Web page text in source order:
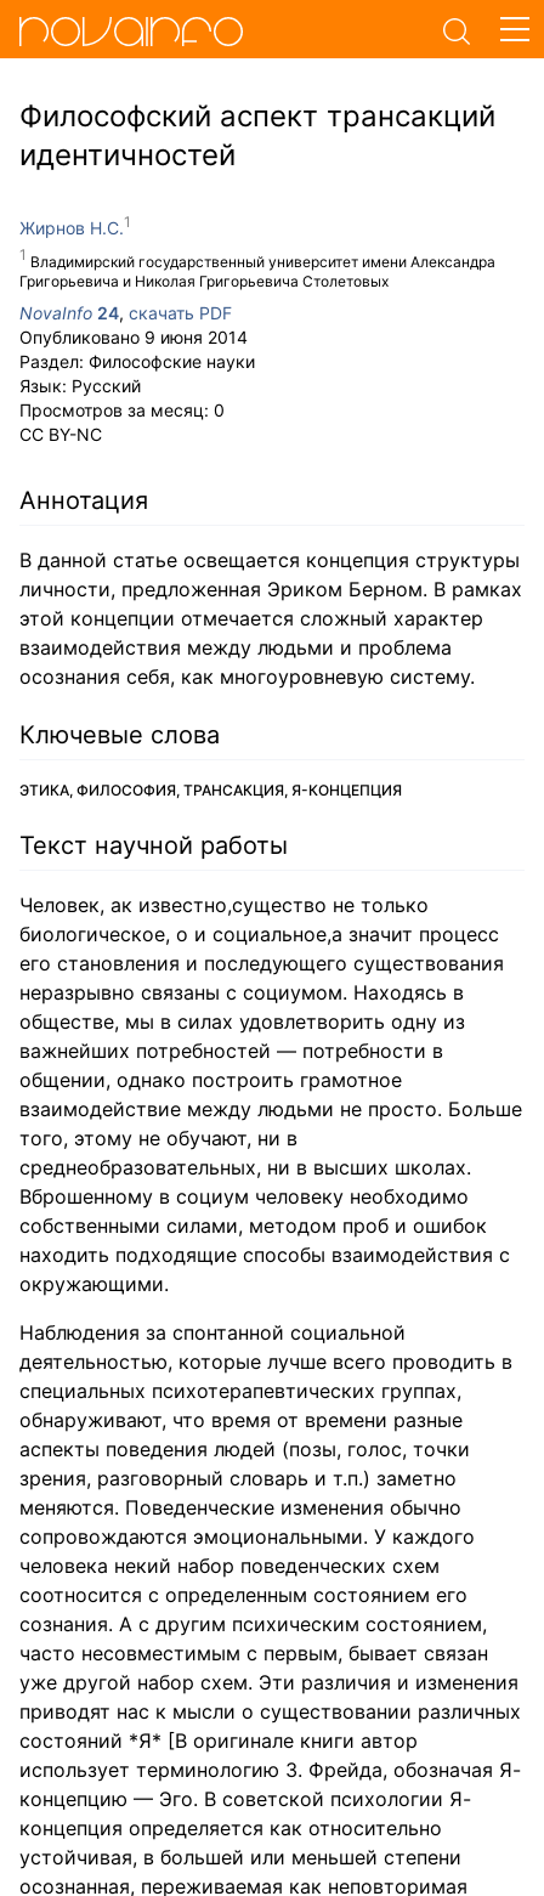
Философский аспект трансакций
идентичностей
Жирнов Н.С.
Владимирский государственный университет имени Александра
Григорьевича и Николая Григорьевича Столетовых
NovaInfo 24, скачать PDF
Опубликовано 9 июня 2014
Раздел: Философские науки
Язык: Русский
Просмотров за месяц: 0
CC BY-NC
Аннотация
В данной статье освещается концепция структуры
личности, предложенная Эриком Берном. В рамках
этой концепции отмечается сложный характер
взаимодействия между людьми и проблема
осознания себя, как многоуровневую систему.
Ключевые слова
ЭТИКА, ФИЛОСОФИЯ, ТРАНСАКЦИЯ, Я-КОНЦЕПЦИЯ
Текст научной работы
Человек, ак известно,существо не только
биологическое, о и социальное,а значит процесс
его становления и последующего существования
неразрывно связаны с социумом. Находясь в
обществе, мы в силах удовлетворить одну из
важнейших потребностей — потребности в
общении, однако построить грамотное
взаимодействие между людьми не просто. Больше
того, этому не обучают, ни в
среднеобразовательных, ни в высших школах.
Вброшенному в социум человеку необходимо
собственными силами, методом проб и ошибок
находить подходящие способы взаимодействия с
окружающими.
Наблюдения за спонтанной социальной
деятельностью, которые лучше всего проводить в
специальных психотерапевтических группах,
обнаруживают, что время от времени разные
аспекты поведения людей (позы, голос, точки
зрения, разговорный словарь и т.п.) заметно
меняются. Поведенческие изменения обычно
сопровождаются эмоциональными. У каждого
человека некий набор поведенческих схем
соотносится с определенным состоянием его
сознания. А с другим психическим состоянием,
часто несовместимым с первым, бывает связан
уже другой набор схем. Эти различия и изменения
приводят нас к мысли о существовании различных
состояний *Я* [В оригинале книги автор
использует терминологию З. Фрейда, обозначая Я-
концепцию — Эго. В советской психологии Я-
концепция определяется как относительно
устойчивая, в большей или меньшей степени
осознанная, переживаемая как неповторимая